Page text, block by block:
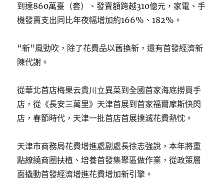
到達860萬臺（套）、發賣額跨越310億元，家電、手
機發賣支出同比年夜幅增加約166%、182%。
“新”風勁吹，除了花費品以舊換新，還有首發經濟新
陳代謝。
從華北首店梅果云貴川立異菜到全國首家海底撈買手
店，從《長安三萬里》天津首展到首家福爾摩斯快閃
店，春節時代，天津一批首店首展撲滅花費熱忱。
天津市商務局花費增進處副處長徐志強說，本年將重
點繚繞商圈扶植、培養首發集聚區做作業，從政策層
面撬動首發經濟增進花費增加新引擎。